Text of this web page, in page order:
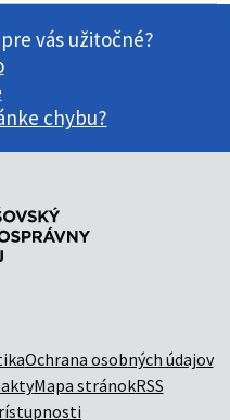
vás užitočné?
chybu?
Ochrana osobných údajov
Mapa stránokRSS